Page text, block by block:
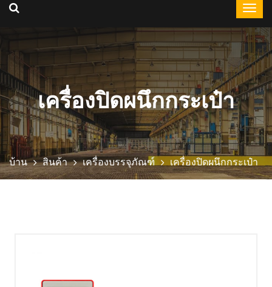
เครื่องปิดผนึกกระเป๋า
บ้าน สินค้า เครื่องบรรจุภัณฑ์ เครื่องปิดผนึกกระเป๋า